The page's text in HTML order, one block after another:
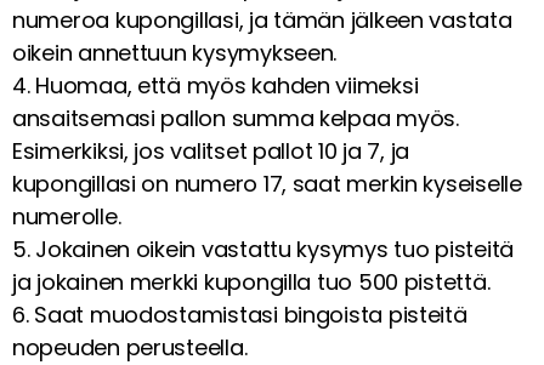
numeroa kupongillasi, ja tämän jälkeen vastata
oikein annettuun kysymykseen.
4. Huomaa, että myös kahden viimeksi
ansaitsemasi pallon summa kelpaa myös.
Esimerkiksi, jos valitset pallot 10 ja 7, ja
kupongillasi on numero 17, saat merkin kyseiselle
numerolle.
5. Jokainen oikein vastattu kysymys tuo pisteitä
ja jokainen merkki kupongilla tuo 500 pistettä.
6. Saat muodostamistasi bingoista pisteitä
nopeuden perusteella.